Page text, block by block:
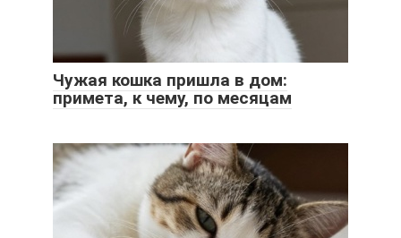
Чужая кошка пришла в дом:
примета, к чему, по месяцам